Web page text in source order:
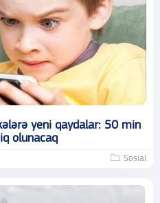
yeni qaydalar: 50 min
olunacaq
Sosial